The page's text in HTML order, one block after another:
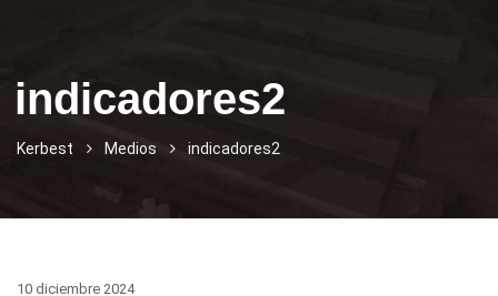
indicadores2
Kerbest Medios indicadores2
10 diciembre 2024